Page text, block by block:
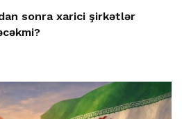
sonra xarici şirkətlər